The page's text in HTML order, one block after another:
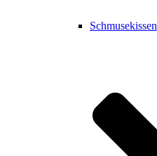
Schmusekissen